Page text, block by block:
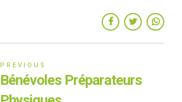
PREVIOUS
Bénévoles Préparateurs